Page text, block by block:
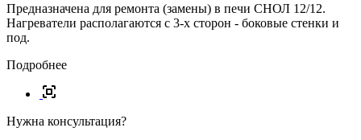
Предназначена для ремонта (замены) в печи СНОЛ 12/12.
Нагреватели располагаются с 3-х сторон - боковые стенки и
под.
Подробнее
Нужна консультация?